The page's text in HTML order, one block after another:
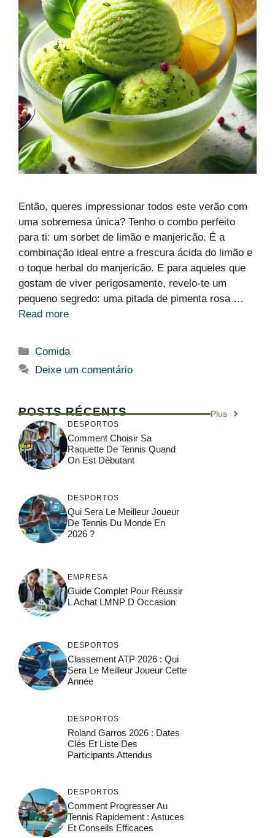
Então, queres impressionar todos este verão com
uma sobremesa única? Tenho o combo perfeito
para ti: um sorbet de limão e manjericão. É a
combinação ideal entre a frescura ácida do limão e
o toque herbal do manjericão. E para aqueles que
gostam de viver perigosamente, revelo-te um
pequeno segredo: uma pitada de pimenta rosa …
Read more
Categorias
Comida
Deixe um comentário
POSTS RÉCENTS Plus
DESPORTOS
Comment Choisir Sa
Raquette De Tennis Quand
On Est Débutant
DESPORTOS
Qui Sera Le Meilleur Joueur
De Tennis Du Monde En
2026 ?
EMPRESA
Guide Complet Pour Réussir
L Achat LMNP D Occasion
DESPORTOS
Classement ATP 2026 : Qui
Sera Le Meilleur Joueur Cette
Année
DESPORTOS
Roland Garros 2026 : Dates
Clés Et Liste Des
Participants Attendus
DESPORTOS
Comment Progresser Au
Tennis Rapidement : Astuces
Et Conseils Efficaces